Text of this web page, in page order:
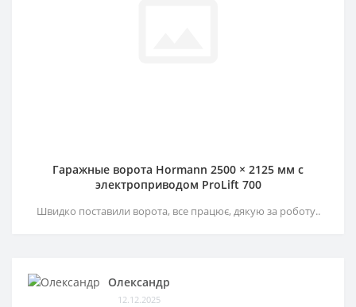
Гаражные ворота Hormann 2500 × 2125 мм c
электроприводом ProLift 700
Швидко поставили ворота, все працює, дякую за роботу..
Олександр
12.12.2025